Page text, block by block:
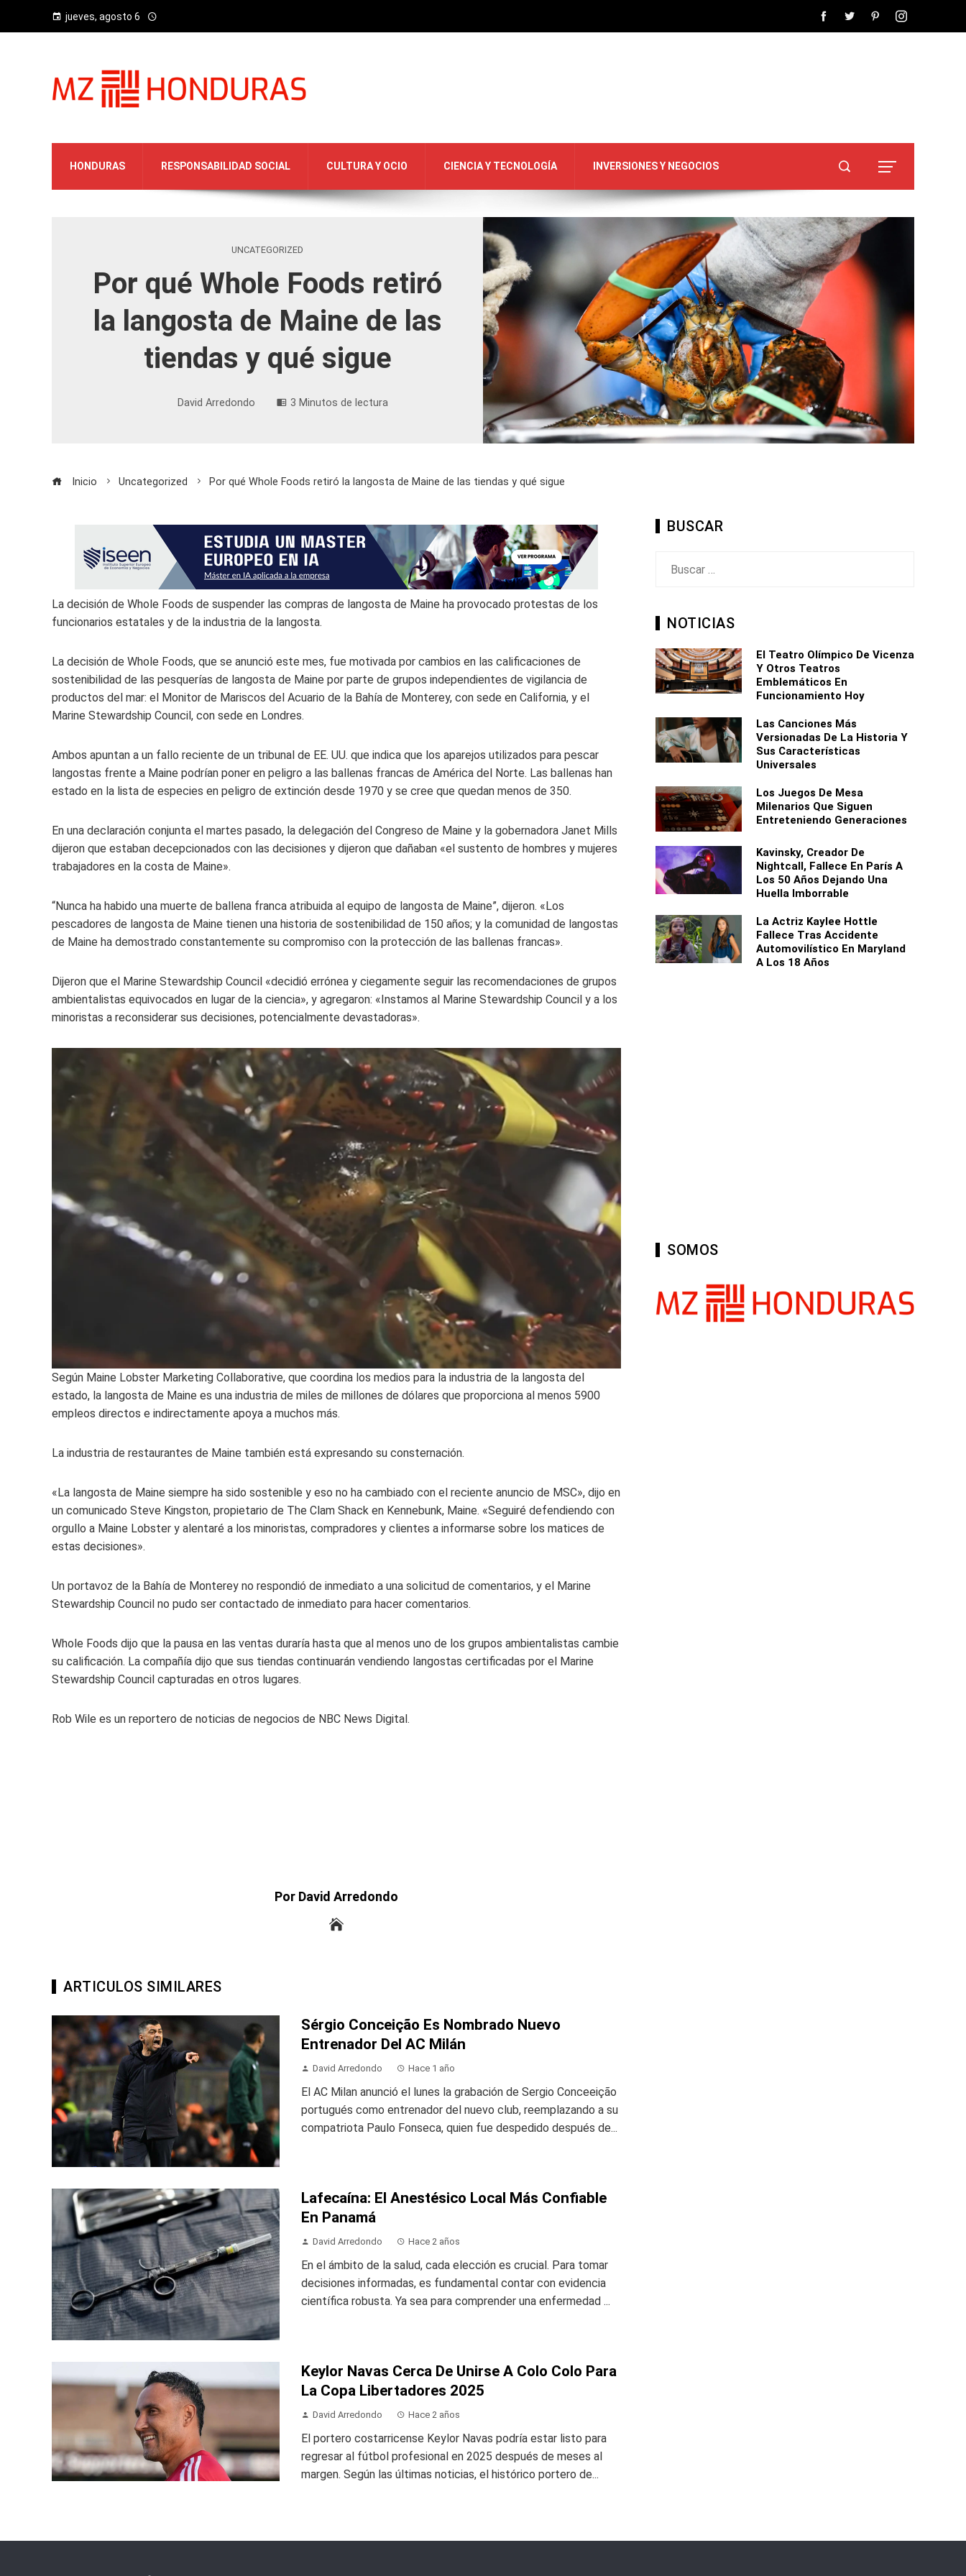
jueves, agosto 6
HONDURAS RESPONSABILIDAD SOCIAL CULTURA Y OCIO CIENCIA Y TECNOLOGÍA INVERSIONES Y NEGOCIOS
UNCATEGORIZED
Por qué Whole Foods retiró
la langosta de Maine de las
tiendas y qué sigue
David Arredondo 3 Minutos de lectura
Inicio Uncategorized Por qué Whole Foods retiró la langosta de Maine de las tiendas y qué sigue
La decisión de Whole Foods de suspender las compras de langosta de Maine ha provocado protestas de los
funcionarios estatales y de la industria de la langosta.
La decisión de Whole Foods, que se anunció este mes, fue motivada por cambios en las calificaciones de
sostenibilidad de las pesquerías de langosta de Maine por parte de grupos independientes de vigilancia de
productos del mar: el Monitor de Mariscos del Acuario de la Bahía de Monterey, con sede en California, y el
Marine Stewardship Council, con sede en Londres.
Ambos apuntan a un fallo reciente de un tribunal de EE. UU. que indica que los aparejos utilizados para pescar
langostas frente a Maine podrían poner en peligro a las ballenas francas de América del Norte. Las ballenas han
estado en la lista de especies en peligro de extinción desde 1970 y se cree que quedan menos de 350.
En una declaración conjunta el martes pasado, la delegación del Congreso de Maine y la gobernadora Janet Mills
dijeron que estaban decepcionados con las decisiones y dijeron que dañaban «el sustento de hombres y mujeres
trabajadores en la costa de Maine».
“Nunca ha habido una muerte de ballena franca atribuida al equipo de langosta de Maine”, dijeron. «Los
pescadores de langosta de Maine tienen una historia de sostenibilidad de 150 años; y la comunidad de langostas
de Maine ha demostrado constantemente su compromiso con la protección de las ballenas francas».
Dijeron que el Marine Stewardship Council «decidió errónea y ciegamente seguir las recomendaciones de grupos
ambientalistas equivocados en lugar de la ciencia», y agregaron: «Instamos al Marine Stewardship Council y a los
minoristas a reconsiderar sus decisiones, potencialmente devastadoras».
Según Maine Lobster Marketing Collaborative, que coordina los medios para la industria de la langosta del
estado, la langosta de Maine es una industria de miles de millones de dólares que proporciona al menos 5900
empleos directos e indirectamente apoya a muchos más.
La industria de restaurantes de Maine también está expresando su consternación.
«La langosta de Maine siempre ha sido sostenible y eso no ha cambiado con el reciente anuncio de MSC», dijo en
un comunicado Steve Kingston, propietario de The Clam Shack en Kennebunk, Maine. «Seguiré defendiendo con
orgullo a Maine Lobster y alentaré a los minoristas, compradores y clientes a informarse sobre los matices de
estas decisiones».
Un portavoz de la Bahía de Monterey no respondió de inmediato a una solicitud de comentarios, y el Marine
Stewardship Council no pudo ser contactado de inmediato para hacer comentarios.
Whole Foods dijo que la pausa en las ventas duraría hasta que al menos uno de los grupos ambientalistas cambie
su calificación. La compañía dijo que sus tiendas continuarán vendiendo langostas certificadas por el Marine
Stewardship Council capturadas en otros lugares.
Rob Wile es un reportero de noticias de negocios de NBC News Digital.
Por David Arredondo
ARTICULOS SIMILARES
Sérgio Conceição Es Nombrado Nuevo
Entrenador Del AC Milán
David Arredondo Hace 1 año
El AC Milan anunció el lunes la grabación de Sergio Conceeição
portugués como entrenador del nuevo club, reemplazando a su
compatriota Paulo Fonseca, quien fue despedido después de...
Lafecaína: El Anestésico Local Más Confiable
En Panamá
David Arredondo Hace 2 años
En el ámbito de la salud, cada elección es crucial. Para tomar
decisiones informadas, es fundamental contar con evidencia
científica robusta. Ya sea para comprender una enfermedad ...
Keylor Navas Cerca De Unirse A Colo Colo Para
La Copa Libertadores 2025
David Arredondo Hace 2 años
El portero costarricense Keylor Navas podría estar listo para
regresar al fútbol profesional en 2025 después de meses al
margen. Según las últimas noticias, el histórico portero de...
BUSCAR
NOTICIAS
El Teatro Olímpico De Vicenza
Y Otros Teatros
Emblemáticos En
Funcionamiento Hoy
Las Canciones Más
Versionadas De La Historia Y
Sus Características
Universales
Los Juegos De Mesa
Milenarios Que Siguen
Entreteniendo Generaciones
Kavinsky, Creador De
Nightcall, Fallece En París A
Los 50 Años Dejando Una
Huella Imborrable
La Actriz Kaylee Hottle
Fallece Tras Accidente
Automovilístico En Maryland
A Los 18 Años
SOMOS